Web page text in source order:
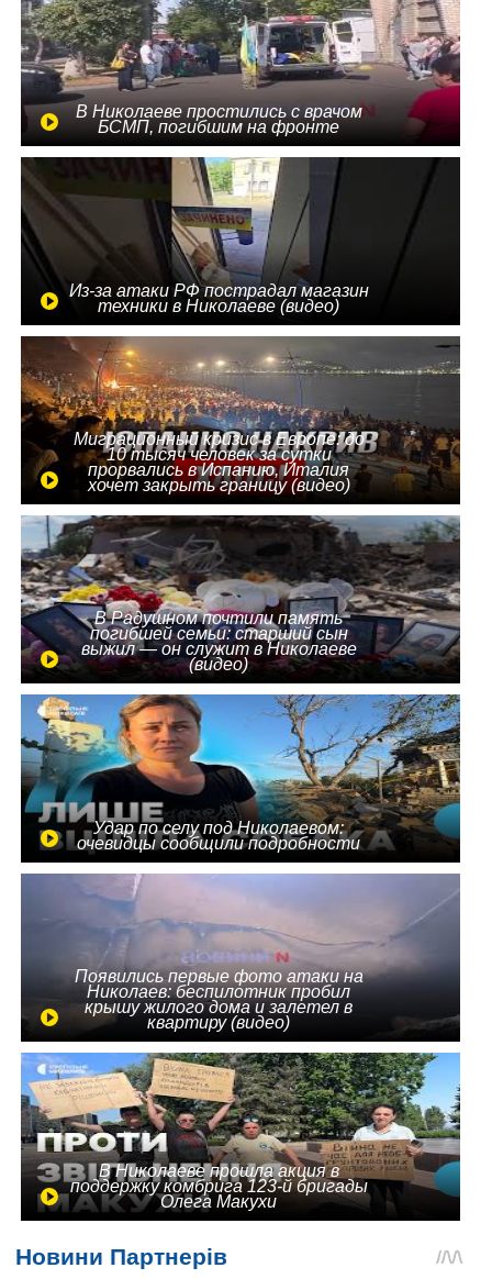
В Николаеве простились с врачом
БСМП, погибшим на фронте
Из-за атаки РФ пострадал магазин
техники в Николаеве (видео)
Миграционный кризис в Европе: до
10 тысяч человек за сутки
прорвались в Испанию, Италия
хочет закрыть границу (видео)
В Радушном почтили память
погибшей семьи: старший сын
выжил — он служит в Николаеве
(видео)
Удар по селу под Николаевом:
очевидцы сообщили подробности
Появились первые фото атаки на
Николаев: беспилотник пробил
крышу жилого дома и залетел в
квартиру (видео)
В Николаеве прошла акция в
поддержку комбрига 123-й бригады
Олега Макухи